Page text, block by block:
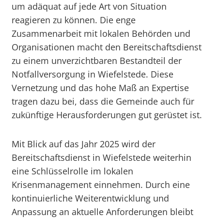
um adäquat auf jede Art von Situation
reagieren zu können. Die enge
Zusammenarbeit mit lokalen Behörden und
Organisationen macht den Bereitschaftsdienst
zu einem unverzichtbaren Bestandteil der
Notfallversorgung in Wiefelstede. Diese
Vernetzung und das hohe Maß an Expertise
tragen dazu bei, dass die Gemeinde auch für
zukünftige Herausforderungen gut gerüstet ist.
Mit Blick auf das Jahr 2025 wird der
Bereitschaftsdienst in Wiefelstede weiterhin
eine Schlüsselrolle im lokalen
Krisenmanagement einnehmen. Durch eine
kontinuierliche Weiterentwicklung und
Anpassung an aktuelle Anforderungen bleibt